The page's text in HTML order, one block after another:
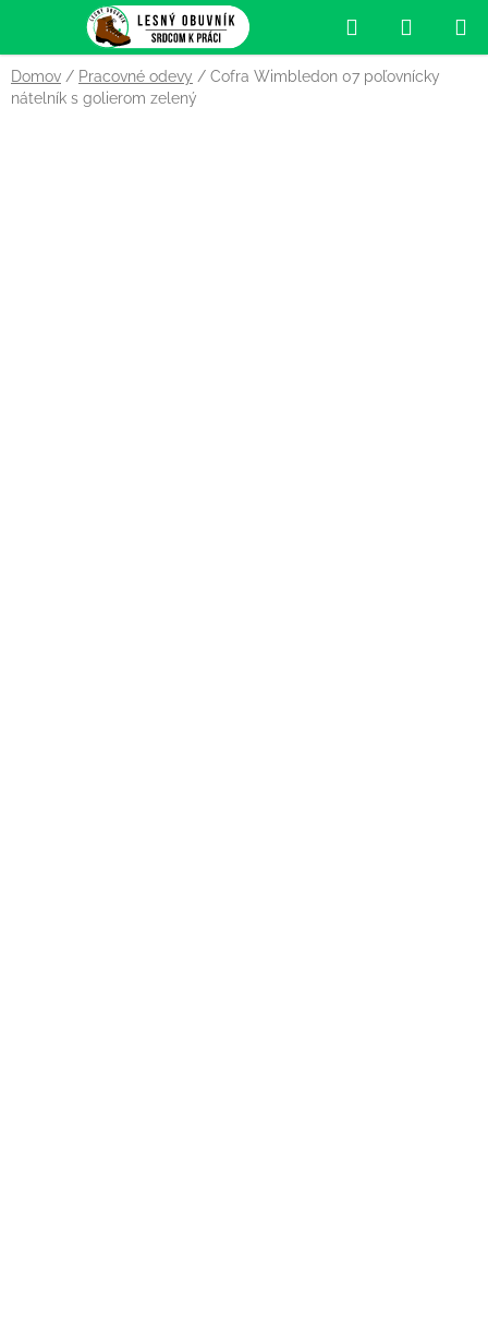
obsah
Hľadať
KOŠÍK
Domov / Pracovné odevy / Cofra Wimbledon 07 poľovnícky
nátelník s golierom zelený